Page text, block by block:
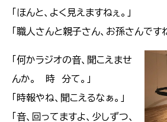
「ほんと、よく見えますねぇ。」
「職人さんと親子さん、お孫さんですね
「何かラジオの音、聞こえませ
んか。 時 分て。」
「時報やね、聞こえるなぁ。」
「音、回ってますよ、少しずつ、